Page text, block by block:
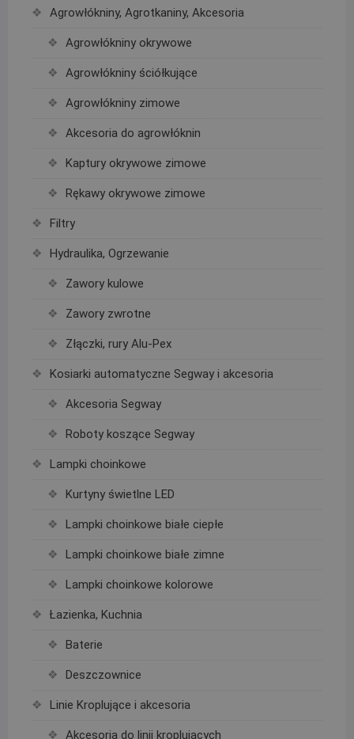
Agrowłókniny, Agrotkaniny, Akcesoria
Agrowłókniny okrywowe
Agrowłókniny ściółkujące
Agrowłókniny zimowe
Akcesoria do agrowłóknin
Kaptury okrywowe zimowe
Rękawy okrywowe zimowe
Filtry
Hydraulika, Ogrzewanie
Zawory kulowe
Zawory zwrotne
Złączki, rury Alu-Pex
Kosiarki automatyczne Segway i akcesoria
Akcesoria Segway
Roboty koszące Segway
Lampki choinkowe
Kurtyny świetlne LED
Lampki choinkowe białe ciepłe
Lampki choinkowe białe zimne
Lampki choinkowe kolorowe
Łazienka, Kuchnia
Baterie
Deszczownice
Linie Kroplujące i akcesoria
Akcesoria do linii kroplujących